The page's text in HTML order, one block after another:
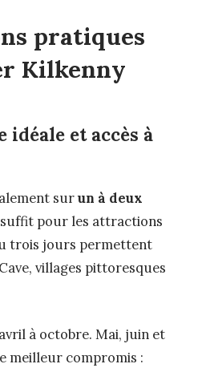
pratiques
Kilkenny
idéale et accès à
surun à deux
pour les attractions
trois jours permettent
villages pittoresques
à octobre. Mai, juin et
meilleur compromis :